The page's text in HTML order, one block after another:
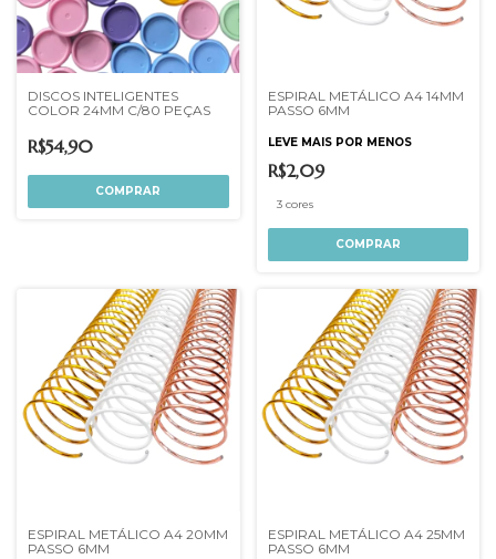
DISCOS INTELIGENTES
COLOR 24MM C/80 PEÇAS
R$54,90
ESPIRAL METÁLICO A4 14MM
PASSO 6MM
LEVE MAIS POR MENOS
R$2,09
3 cores
COMPRAR
ESPIRAL METÁLICO A4 20MM
PASSO 6MM
ESPIRAL METÁLICO A4 25MM
PASSO 6MM